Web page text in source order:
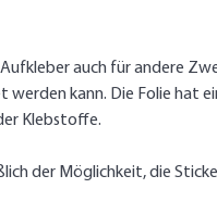
auch für andere
werden kann. Die Folie hat
Klebstoffe.
der Möglichkeit, die